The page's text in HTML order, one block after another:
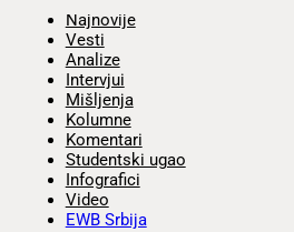
Najnovije
Vesti
Analize
Intervjui
Mišljenja
Kolumne
Komentari
Studentski ugao
Infografici
Video
EWB Srbija